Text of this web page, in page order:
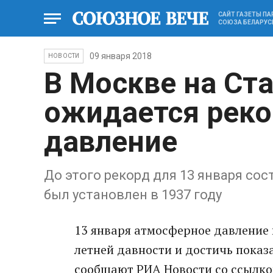
САЙТ ГАЗЕТЫ
СОЮЗА
НОВОСТИ 09 января 2018
В Москве на
ожидается
давление
До этого рекорд для 13 января
был установлен в 1937 году
13 января атмосферное
летней давности и достичь
сообщают РИА Новости со